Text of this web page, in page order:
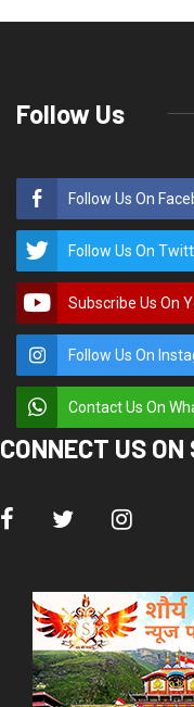
Follow Us
Follow Us On
Follow Us On
Subscribe Us On
Follow Us On
Contact Us On
CONNECT US